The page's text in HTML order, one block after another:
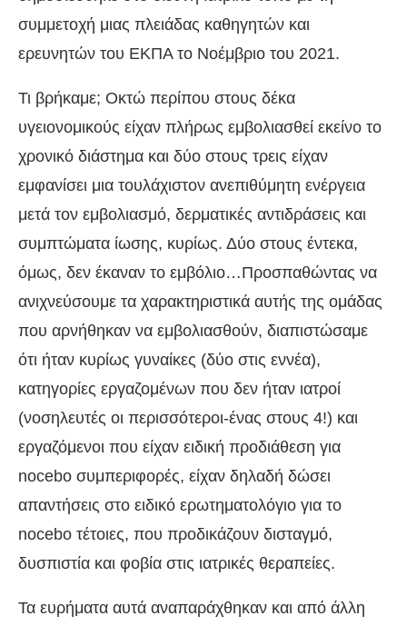
συμμετοχή μιας πλειάδας καθηγητών και
ερευνητών του ΕΚΠΑ το Νοέμβριο του 2021.
Τι βρήκαμε; Οκτώ περίπου στους δέκα
υγειονομικούς είχαν πλήρως εμβολιασθεί εκείνο το
χρονικό διάστημα και δύο στους τρεις είχαν
εμφανίσει μια τουλάχιστον ανεπιθύμητη ενέργεια
μετά τον εμβολιασμό, δερματικές αντιδράσεις και
συμπτώματα ίωσης, κυρίως. Δύο στους έντεκα,
όμως, δεν έκαναν το εμβόλιο…Προσπαθώντας να
ανιχνεύσουμε τα χαρακτηριστικά αυτής της ομάδας
που αρνήθηκαν να εμβολιασθούν, διαπιστώσαμε
ότι ήταν κυρίως γυναίκες (δύο στις εννέα),
κατηγορίες εργαζομένων που δεν ήταν ιατροί
(νοσηλευτές οι περισσότεροι-ένας στους 4!) και
εργαζόμενοι που είχαν ειδική προδιάθεση για
nocebo συμπεριφορές, είχαν δηλαδή δώσει
απαντήσεις στο ειδικό ερωτηματολόγιο για το
nocebo τέτοιες, που προδικάζουν δισταγμό,
δυσπιστία και φοβία στις ιατρικές θεραπείες.
Τα ευρήματα αυτά αναπαράχθηκαν και από άλλη